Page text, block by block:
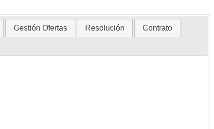
Gestión Ofertas Resolución Contrato